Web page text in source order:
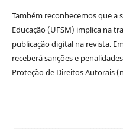
Também reconhecemos que a
Educação (UFSM) implica na
publicação digital na revista.
receberá sanções e
Proteção de Direitos Autorais